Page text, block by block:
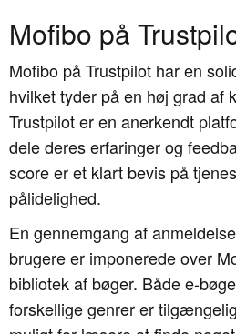
Mofibo på
Mofibo på Trustpilot har en
hvilket tyder på en høj grad af
Trustpilot er en anerkendt
dele deres erfaringer og
score er et klart bevis på
pålidelighed.
En gennemgang af
brugere er imponerede over
bibliotek af bøger. Både e-
forskellige genrer er